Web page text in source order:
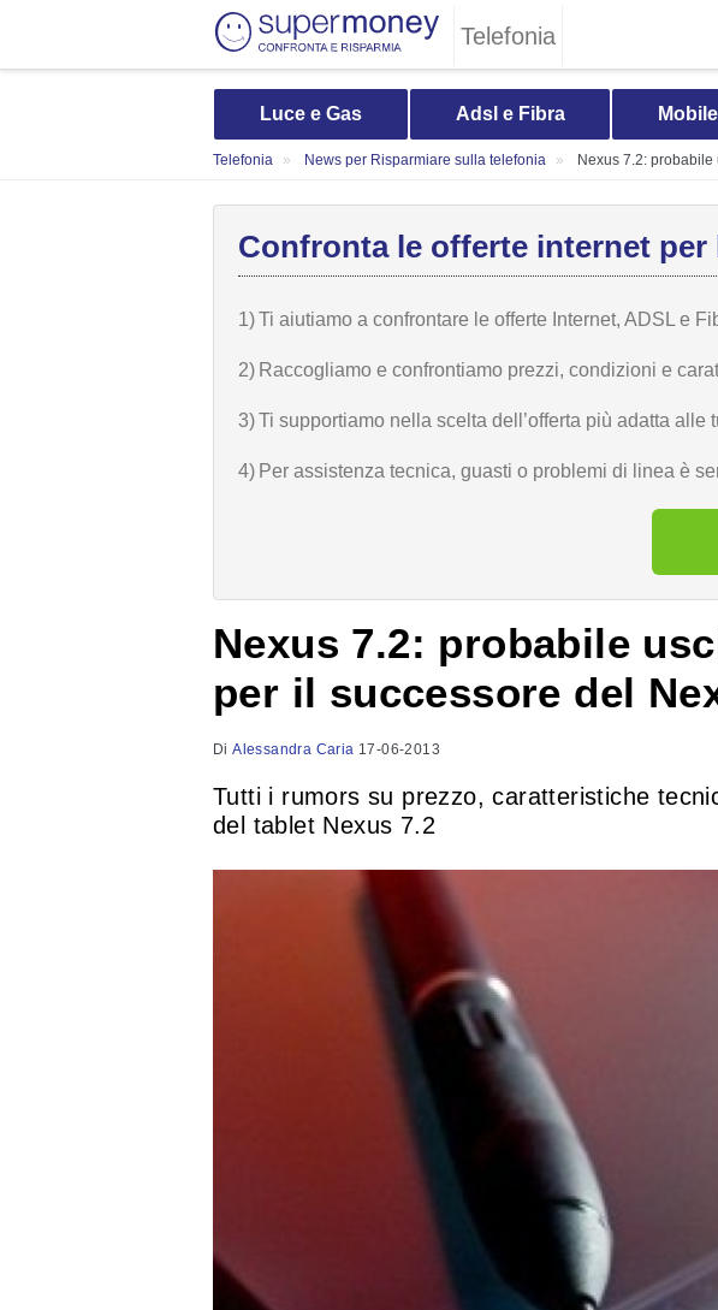
Telefonia
Luce e Gas Adsl e Fibra Mobile
Telefonia News per Risparmiare sulla telefonia Nexus 7.2:
Confronta le offerte internet per
1)Ti aiutiamo a confrontare le offerte Internet, ADSL e
2) Raccogliamo e confrontiamo prezzi, condizioni e
3)Ti supportiamo nella scelta dell’offerta più adatta
4) Per assistenza tecnica, guasti o problemi di linea è
Nexus 7.2: probabile
per il successore del
DiAlessandra Caria 17-06-2013
Tutti i rumors su prezzo, caratteristiche
del tablet Nexus 7.2